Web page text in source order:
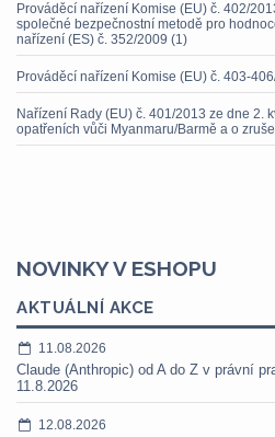
Prováděcí nařízení Komise (EU) č. 402/
společné bezpečnostní metodě pro
nařízení (ES) č. 352/2009 (1)
Prováděcí nařízení Komise (EU) č. 403-
Nařízení Rady (EU) č. 401/2013 ze dne 2.
opatřeních vůči Myanmaru/Barmě a o
NOVINKY V ESHOPU
AKTUÁLNÍ AKCE
11.08.2026
Claude (Anthropic) od A do Z v právní
11.8.2026
12.08.2026